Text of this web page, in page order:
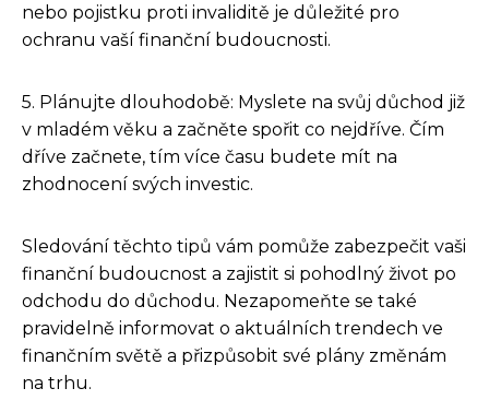
nebo pojistku proti invaliditě je důležité pro
ochranu vaší finanční budoucnosti.
5. Plánujte dlouhodobě: Myslete na svůj důchod již
v mladém věku a začněte spořit co nejdříve. Čím
dříve začnete, tím více času budete mít na
zhodnocení svých investic.
Sledování těchto tipů vám pomůže zabezpečit vaši
finanční budoucnost a zajistit si pohodlný život po
odchodu do důchodu. Nezapomeňte se také
pravidelně informovat o aktuálních trendech ve
finančním světě a přizpůsobit své plány změnám
na trhu.